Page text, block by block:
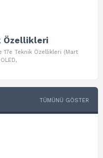
Özellikleri
Teknik Özellikleri (Mart
TÜMÜNÜ GÖSTER